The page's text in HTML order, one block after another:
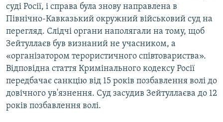
суді Росії, і справа була знову направлена в
Північно-Кавказький окружний військовий суд на
перегляд. Слідчі органи наполягали на тому, щоб
Зейтуллаєв був визнаний не учасником, а
«організатором терористичного співтовариства».
Відповідна стаття Кримінального кодексу Росії
передбачає санкцію від 15 років позбавлення волі до
довічного ув'язнення. Суд засудив Зейтуллаєва до 12
років позбавлення волі.